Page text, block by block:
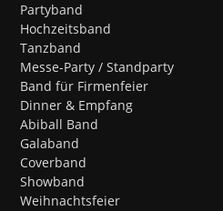
Partyband
Hochzeitsband
Tanzband
Messe-Party / Standparty
Band für Firmenfeier
Dinner & Empfang
Abiball Band
Galaband
Coverband
Showband
Weihnachtsfeier